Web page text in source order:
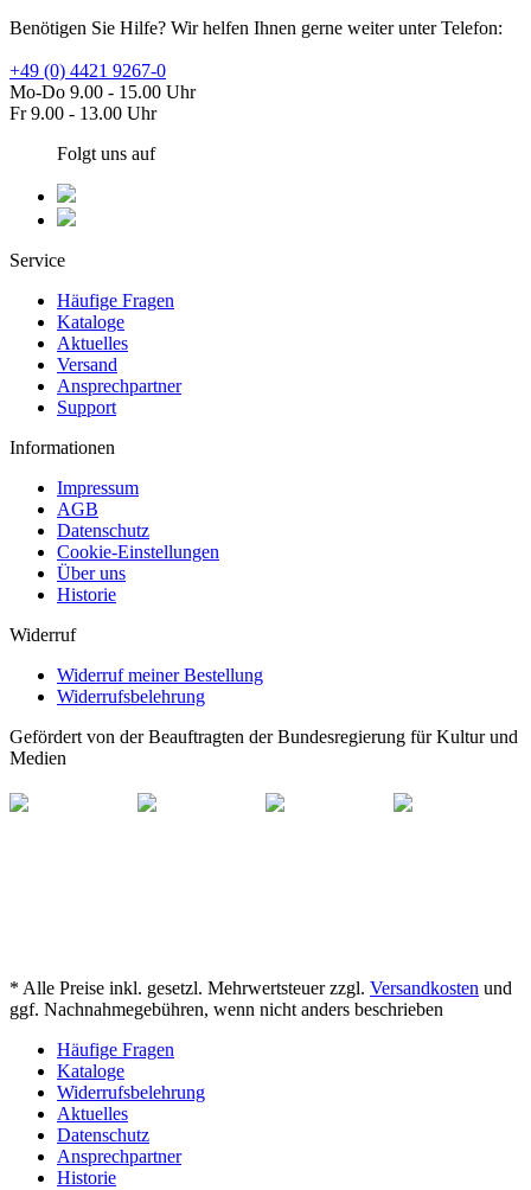
Benötigen Sie Hilfe? Wir helfen Ihnen gerne weiter unter Telefon:
+49 (0) 4421 9267-0
Mo-Do 9.00 - 15.00 Uhr
Fr 9.00 - 13.00 Uhr
Folgt uns auf
Service
Häufige Fragen
Kataloge
Aktuelles
Versand
Ansprechpartner
Support
Informationen
Impressum
AGB
Datenschutz
Cookie-Einstellungen
Über uns
Historie
Widerruf
Widerruf meiner Bestellung
Widerrufsbelehrung
Gefördert von der Beauftragten der Bundesregierung für Kultur und
Medien
* Alle Preise inkl. gesetzl. Mehrwertsteuer zzgl. Versandkosten und
ggf. Nachnahmegebühren, wenn nicht anders beschrieben
Häufige Fragen
Kataloge
Widerrufsbelehrung
Aktuelles
Datenschutz
Ansprechpartner
Historie